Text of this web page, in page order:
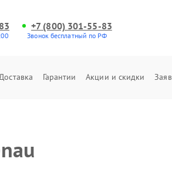
+7 (800) 301-55-83
Звонок бесплатный по РФ
Гарантии Акции и скидки